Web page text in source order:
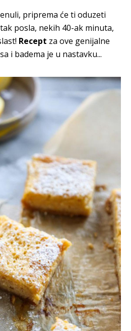
priprema će ti oduzeti
posla, nekih 40-ak minuta,
Recept za ove genijalne
i badema je u nastavku...